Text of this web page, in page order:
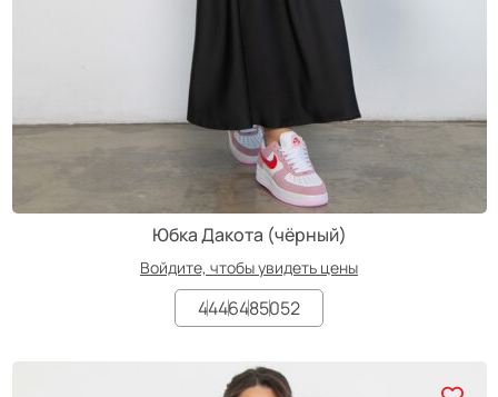
Юбка Дакота (чёрный)
Войдите, чтобы увидеть цены
4446485052